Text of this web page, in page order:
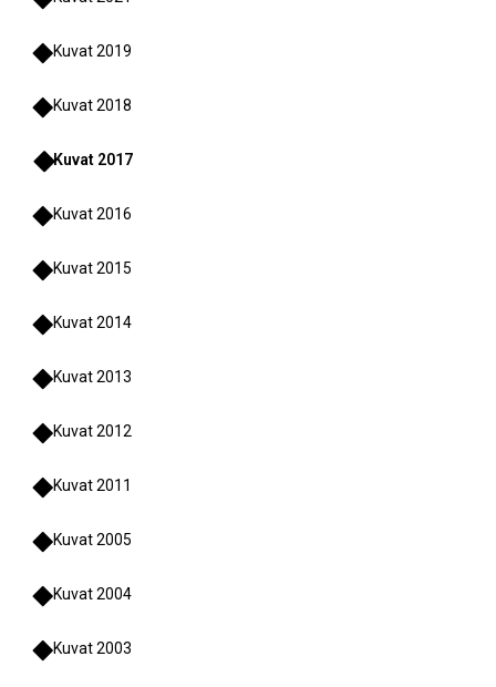
Kuvat 2019
Kuvat 2018
Kuvat 2017
Kuvat 2016
Kuvat 2015
Kuvat 2014
Kuvat 2013
Kuvat 2012
Kuvat 2011
Kuvat 2005
Kuvat 2004
Kuvat 2003